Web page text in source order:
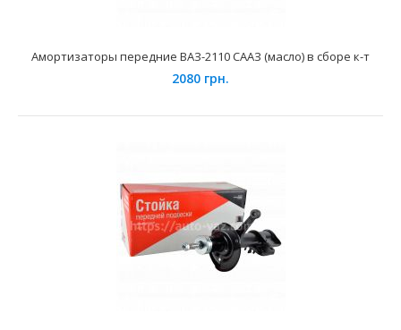
2190 грн.
Амортизаторы передние ВАЗ-2110 СААЗ (масло) в сборе к-т
2080 грн.